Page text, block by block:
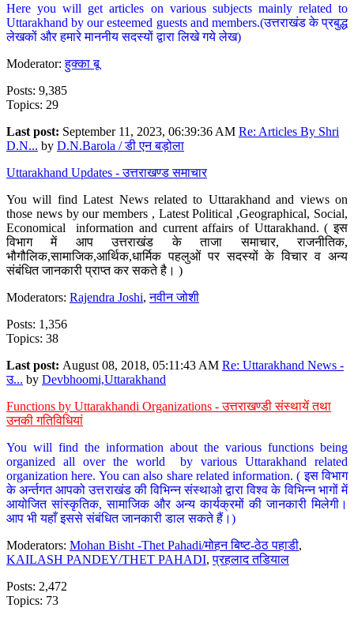
Here you will get articles on various subjects mainly related to
Uttarakhand by our esteemed guests and members.(उत्तराखंड के प्रबुद्ध
लेखकों और हमारे माननीय सदस्यों द्वारा लिखे गये लेख)
Moderator:हुक्का बू
Posts: 9,385
Topics: 29
Last post: September 11, 2023, 06:39:36 AM Re: Articles By Shri
D.N... by D.N.Barola / डी एन बड़ोला
Uttarakhand Updates - उत्तराखण्ड समाचार
You will find Latest News related to Uttarakhand and views on
those news by our members , Latest Political ,Geographical, Social,
Economical information and current affairs of Uttarakhand. ( इस
विभाग में आप उत्तराखंड के ताजा समाचार, राजनीतिक,
भौगौलिक,सामाजिक,आर्थिक,धार्मिक पहलुओं पर सदस्यों के विचार व अन्य
संबंधित जानकारी प्राप्त कर सकते है। )
Moderators: Rajendra Joshi,नवीन जोशी
Posts: 1,356
Topics: 38
Last post: August 08, 2018, 05:11:43 AM Re: Uttarakhand News -
उ... by Devbhoomi,Uttarakhand
Functions by Uttarakhandi Organizations - उत्तराखण्डी संस्थायें तथा
उनकी गतिविधियां
You will find the information about the various functions being
organized all over the world by various Uttarakhand related
organization here. You can also share related information. ( इस विभाग
के अर्न्तगत आपको उत्तराखंड की विभिन्न संस्थाओ द्वारा विश्व के विभिन्न भागों में
आयोजित सांस्कृतिक, सामाजिक और अन्य कार्यक्रमों की जानकारी मिलेगी।
आप भी यहाँ इससे संबंधित जानकारी डाल सकते हैं।)
Moderators: Mohan Bisht -Thet Pahadi/मोहन बिष्ट-ठेठ पहाडी,
KAILASH PANDEY/THET PAHADI,प्रहलाद तडियाल
Posts: 2,472
Topics: 73